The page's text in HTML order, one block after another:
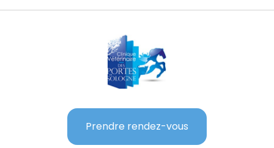
Prendre rendez-vous